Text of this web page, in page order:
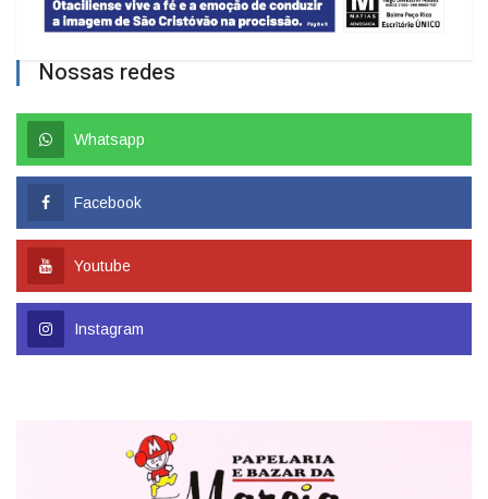
Nossas redes
Whatsapp
Facebook
Youtube
Instagram